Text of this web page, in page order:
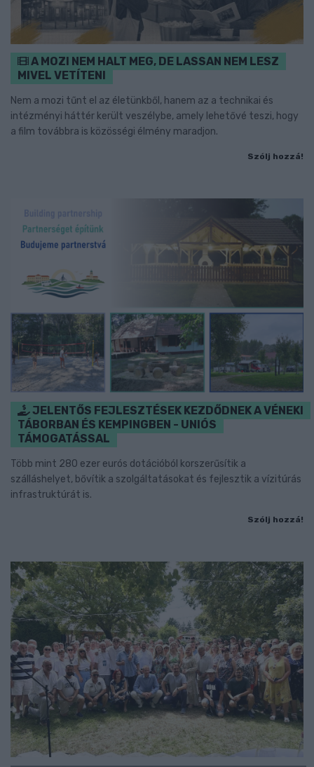
A MOZI NEM HALT MEG, DE LASSAN NEM LESZ
MIVEL VETÍTENI
Nem a mozi tűnt el az életünkből, hanem az a technikai és
intézményi háttér került veszélybe, amely lehetővé teszi, hogy
a film továbbra is közösségi élmény maradjon.
Szólj hozzá!
JELENTŐS FEJLESZTÉSEK KEZDŐDNEK A VÉNEKI
TÁBORBAN ÉS KEMPINGBEN - UNIÓS
TÁMOGATÁSSAL
Több mint 280 ezer eurós dotációból korszerűsítik a
szálláshelyet, bővítik a szolgáltatásokat és fejlesztik a vízitúrás
infrastruktúrát is.
Szólj hozzá!